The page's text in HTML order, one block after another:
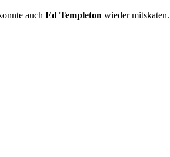
auch Ed Templeton wieder mitskaten.